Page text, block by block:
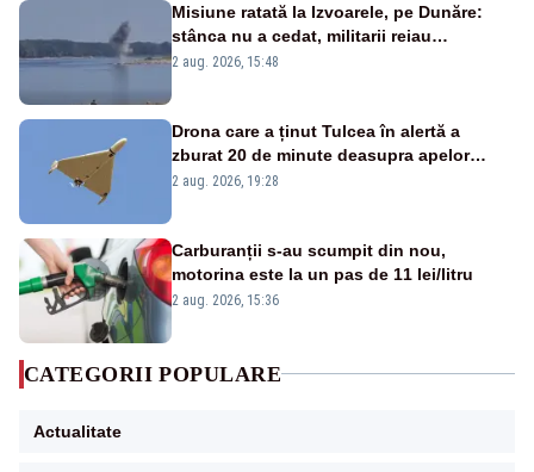
Misiune ratată la Izvoarele, pe Dunăre:
stânca nu a cedat, militarii reiau
detonările luni – VIDEO
2 aug. 2026, 15:48
Drona care a ținut Tulcea în alertă a
zburat 20 de minute deasupra apelor
României. Au fost ridicate două F-16
2 aug. 2026, 19:28
Carburanții s-au scumpit din nou,
motorina este la un pas de 11 lei/litru
2 aug. 2026, 15:36
CATEGORII POPULARE
Actualitate